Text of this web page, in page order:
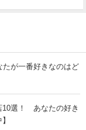
が一番好きなのはど
10選！ あなたの好き